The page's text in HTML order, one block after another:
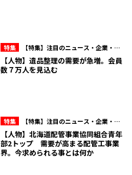
特集
【特集】注目のニュース・企業・人
物【人物】遺品整理の需要が急増。会員
数７万人を見込む
特集
【特集】注目のニュース・企業・人
物【人物】北海道配管事業協同組合青年
部2トップ 需要が高まる配管工事業
界。今求められる事とは何か